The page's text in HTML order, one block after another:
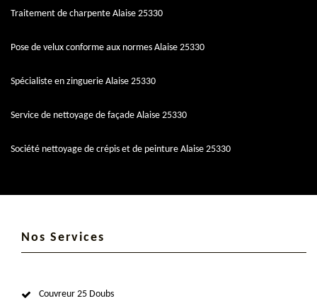
Traitement de charpente Alaise 25330
Pose de velux conforme aux normes Alaise 25330
Spécialiste en zinguerie Alaise 25330
Service de nettoyage de façade Alaise 25330
Société nettoyage de crépis et de peinture Alaise 25330
Nos Services
Couvreur 25 Doubs